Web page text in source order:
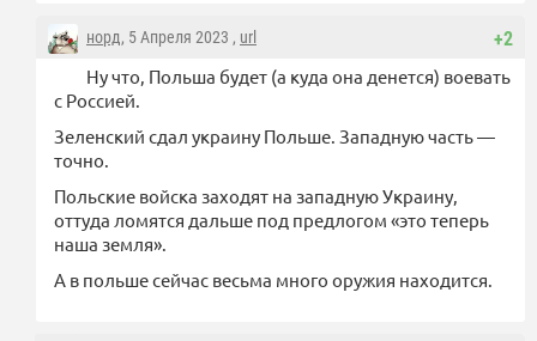
+2
норд, 5 Апреля 2023 , url
Ну что, Польша будет (а куда она денется) воевать
с Россией.
Зеленский сдал украину Польше. Западную часть —
точно.
Польские войска заходят на западную Украину,
оттуда ломятся дальше под предлогом «это теперь
наша земля».
А в польше сейчас весьма много оружия находится.